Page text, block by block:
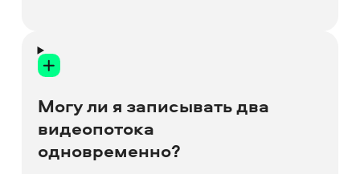
Да, программа абсолютно безопасна
для вашего компьютера.
Могу ли я записывать два
видеопотока
одновременно?